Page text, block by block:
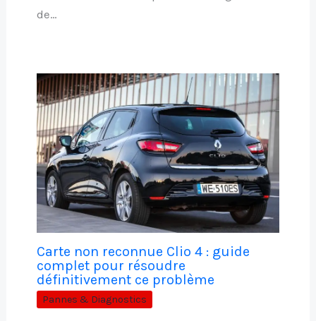
de…
Carte non reconnue Clio 4 : guide
complet pour résoudre
définitivement ce problème
Pannes & Diagnostics